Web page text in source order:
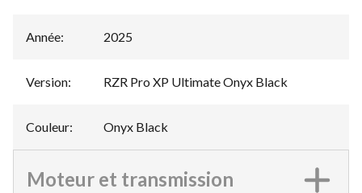
Année: 2025
Version: RZR Pro XP Ultimate Onyx Black
Couleur: Onyx Black
Moteur et transmission